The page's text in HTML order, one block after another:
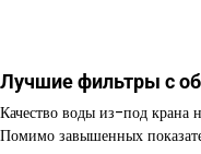
Лучшие фильтры с
Качество воды из-под крана
Помимо завышенных